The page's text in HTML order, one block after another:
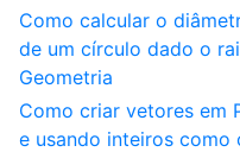
Como calcular o
de um círculo dado o
Geometria
Como criar vetores em
e usando inteiros como